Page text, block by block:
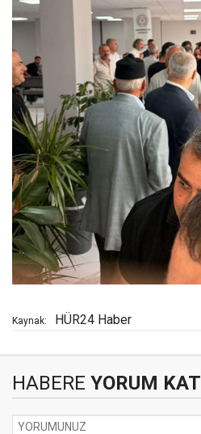
Kaynak: HÜR24 Haber
HABERE YORUM KAT